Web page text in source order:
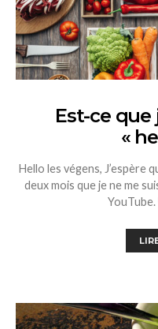
Est-ce
«
Hello les végens, J’espère
deux mois que je ne me